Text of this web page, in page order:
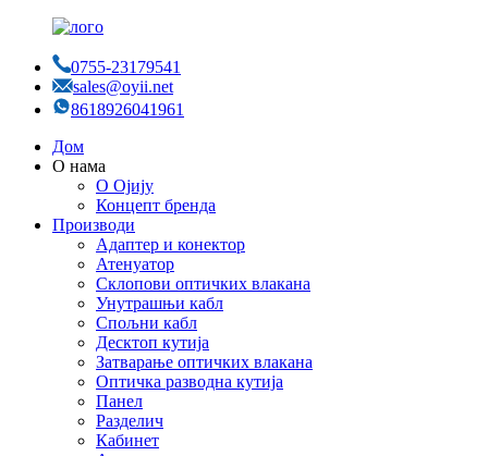
0755-23179541
sales@oyii.net
8618926041961
Дом
О нама
О Ојију
Концепт бренда
Производи
Адаптер и конектор
Атенуатор
Склопови оптичких влакана
Унутрашњи кабл
Спољни кабл
Десктоп кутија
Затварање оптичких влакана
Оптичка разводна кутија
Панел
Разделич
Кабинет